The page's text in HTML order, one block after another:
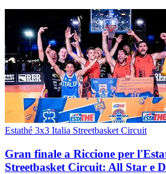
Estathé 3x3 Italia Streetbasket Circuit
Gran finale a Riccione per
Streetbasket Circuit: All Star e